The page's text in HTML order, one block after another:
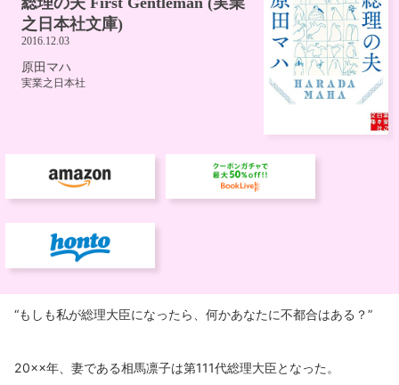
“もしも私が総理大臣になったら、何かあなたに不都合はある？”
20××年、妻である相馬凛子は第111代総理大臣となった。